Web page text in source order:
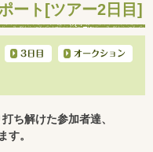
ート[ツアー2日目]
ち解けた参加者達、
す。